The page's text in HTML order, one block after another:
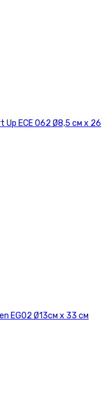
Up ЕСЕ 062 Ø8,5 см х 26
EG02 Ø13см х 33 см